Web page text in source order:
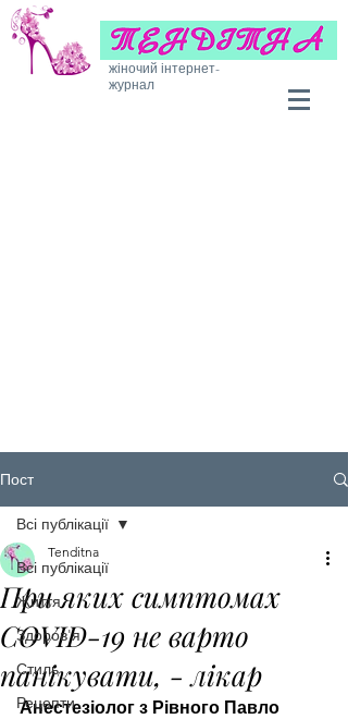
жіночий інтернет-
журнал
Пост
Всі публікації
Життя
Здоров'я
Стиль
Рецепти
Всі публікації
При яких симптомах
COVID-19 не варто
панікувати, - лікар
Tenditna
Анестезіолог з Рівного Павло